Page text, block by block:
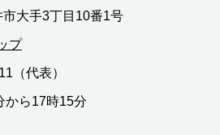
大手3丁目10番1号
プ
（代表）
ら17時15分